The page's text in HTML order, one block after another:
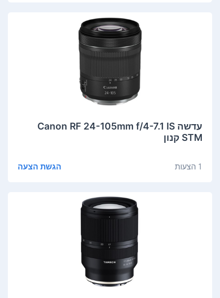
‏עדשה Canon RF 24-105mm f/4-7.1 IS
STM קנון
1 הצעות הגשת הצעה